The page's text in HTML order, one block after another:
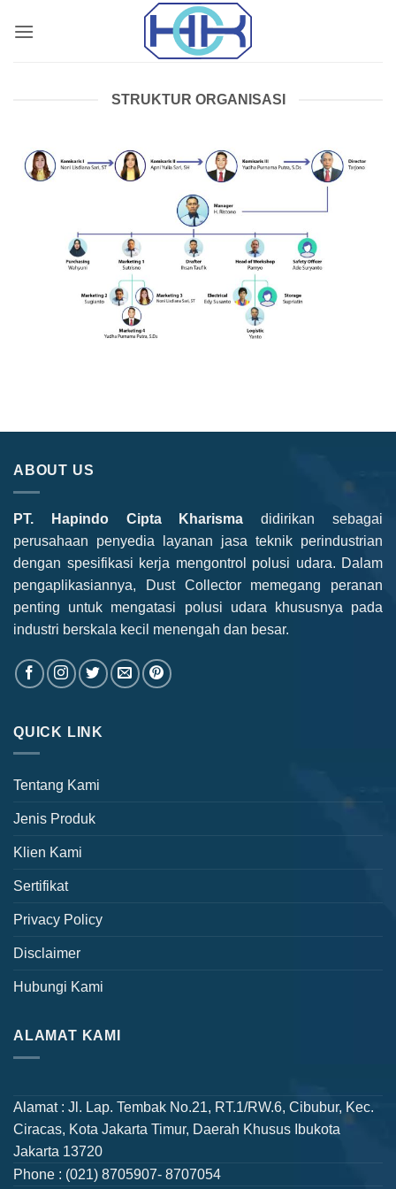
STRUKTUR ORGANISASI
ABOUT US
PT. Hapindo Cipta Kharisma didirikan sebagai
perusahaan penyedia layanan jasa teknik perindustrian
dengan spesifikasi kerja mengontrol polusi udara. Dalam
pengaplikasiannya, Dust Collector memegang peranan
penting untuk mengatasi polusi udara khususnya pada
industri berskala kecil menengah dan besar.
QUICK LINK
Tentang Kami
Jenis Produk
Klien Kami
Sertifikat
Privacy Policy
Disclaimer
Hubungi Kami
ALAMAT KAMI
Alamat : Jl. Lap. Tembak No.21, RT.1/RW.6, Cibubur, Kec.
Ciracas, Kota Jakarta Timur, Daerah Khusus Ibukota
Jakarta 13720
Phone : (021) 8705907- 8707054